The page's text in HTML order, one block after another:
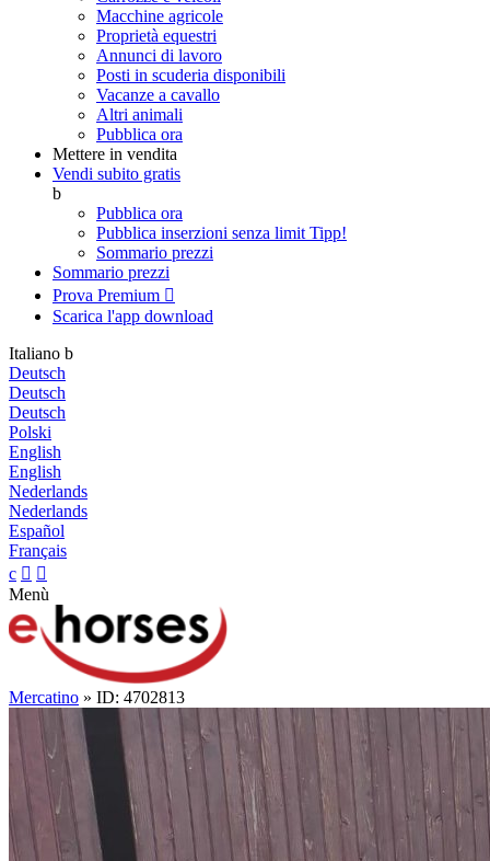
Macchine agricole
Proprietà equestri
Annunci di lavoro
Posti in scuderia disponibili
Vacanze a cavallo
Altri animali
Pubblica ora
Mettere in vendita
Vendi subito gratis
b
Pubblica ora
Pubblica inserzioni senza limit Tipp!
Sommario prezzi
Sommario prezzi
Prova Premium 
Scarica l'app download
Italiano b
Deutsch
Deutsch
Deutsch
Polski
English
English
Nederlands
Nederlands
Español
Français
c  
Menù
Mercatino » ID: 4702813